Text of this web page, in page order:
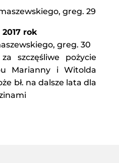
greg. 29
rok
greg. 30
szczęśliwe pożycie
Marianny i Witolda
bł. na dalsze lata dla